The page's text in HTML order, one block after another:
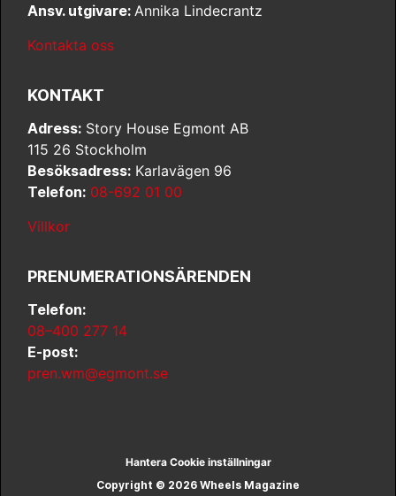
Ansv. utgivare: Annika Lindecrantz
Kontakta oss
KONTAKT
Adress: Story House Egmont AB
115 26 Stockholm
Besöksadress: Karlavägen 96
Telefon: 08-692 01 00
Villkor
PRENUMERATIONSÄRENDEN
Telefon:
08–400 277 14
E-post:
pren.wm@egmont.se
Hantera Cookie inställningar
Copyright © 2026 Wheels Magazine